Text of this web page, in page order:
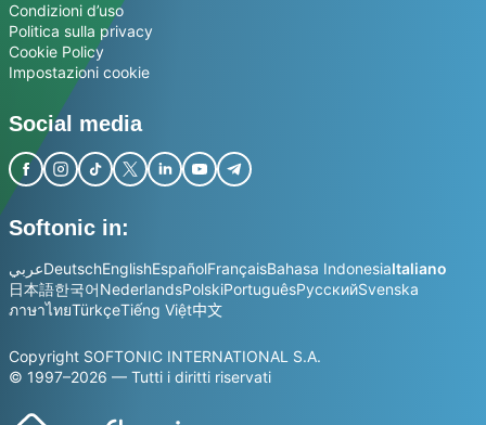
Condizioni d’uso
Politica sulla privacy
Cookie Policy
Impostazioni cookie
Social media
Softonic in:
عربيDeutschEnglishEspañolFrançaisBahasa IndonesiaItaliano
日本語한국어NederlandsPolskiPortuguêsРусскийSvenska
ภาษาไทยTürkçeTiếng Việt中文
Copyright SOFTONIC INTERNATIONAL S.A.
© 1997–2026 — Tutti i diritti riservati